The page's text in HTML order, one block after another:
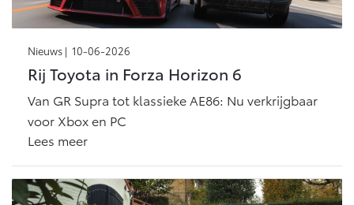
Nieuws | 10-06-2026
Rij Toyota in Forza Horizon 6
Van GR Supra tot klassieke AE86: Nu verkrijgbaar
voor Xbox en PC
Lees meer